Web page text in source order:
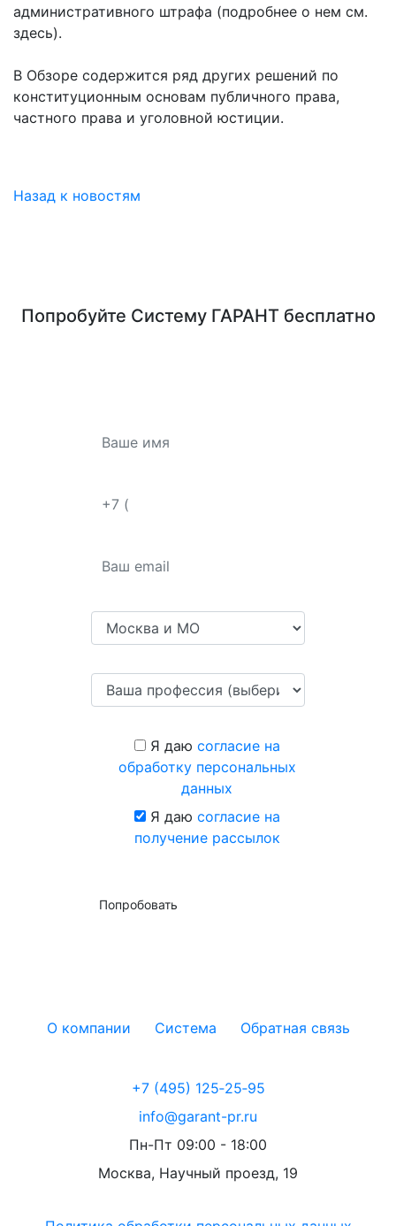
административного штрафа (подробнее о нем см.
здесь).
В Обзоре содержится ряд других решений по
конституционным основам публичного права,
частного права и уголовной юстиции.
Назад к новостям
Попробуйте Систему ГАРАНТбесплатно
Я даю согласие на
обработку персональных
данных
Я даю согласие на
получение рассылок
Попробовать
О компании Система Обратная связь
+7 (495) 125‑25‑95
info@garant-pr.ru
Пн-Пт 09:00 - 18:00
Москва, Научный проезд, 19